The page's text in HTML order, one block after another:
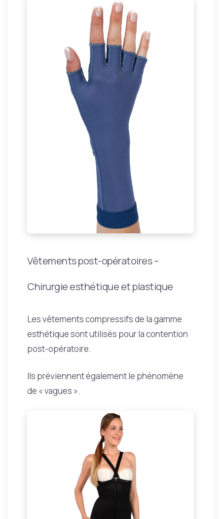
Vêtements post-opératoires –
Chirurgie esthétique et plastique
Les vêtements compressifs de la gamme
esthétique sont utilisés pour la contention
post-opératoire.
Ils préviennent également le phénomène
de « vagues ».